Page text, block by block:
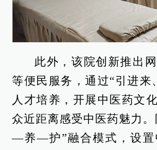
此外，该院创新推出
等便民服务，通过“引进来
人才培养，开展中医药文
众近距离感受中医药魅力
—养—护”融合模式，设置